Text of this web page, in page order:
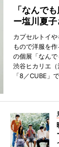
「なんで
ー塩川夏
カプセルトイ
もので洋服を
の個展「なんで
渋谷ヒカリエ
「8／CUBE」